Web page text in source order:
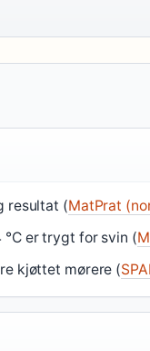
resultat (MatPrat
er trygt for svin (
kjøttet mørere (